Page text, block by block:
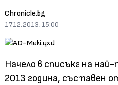
Chronicle.bg
17.12.2013, 15:00
Начело в списъка на
2013 година, съставен